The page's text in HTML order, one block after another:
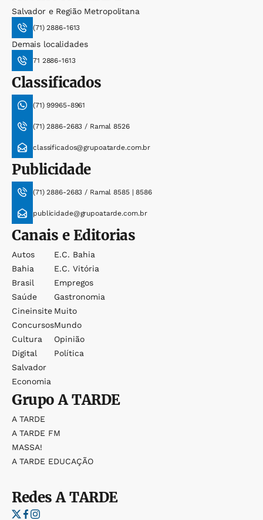
Salvador e Região Metropolitana
(71) 2886-1613
Demais localidades
71 2886-1613
Classificados
(71) 99965-8961
(71) 2886-2683 / Ramal 8526
classificados@grupoatarde.com.br
Publicidade
(71) 2886-2683 / Ramal 8585 | 8586
publicidade@grupoatarde.com.br
Canais e Editorias
Autos
Bahia
Brasil
Saúde
Cineinsite
Concursos
Cultura
Digital
Salvador
Economia
E.c. Bahia
E.c. Vitória
Empregos
Gastronomia
Muito
Mundo
Opinião
Política
GrupoA TARDE
A TARDE
A TARDE FM
MASSA!
A TARDE EDUCAÇÃO
RedesA TARDE